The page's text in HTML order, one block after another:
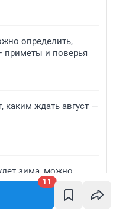
11
определить,
приметы и поверья
каким ждать август —
зима, можно
— важные